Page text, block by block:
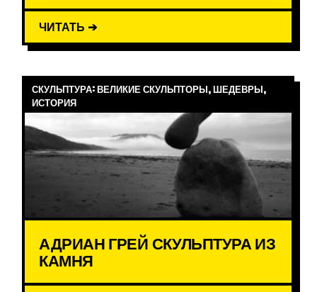
ЧИТАТЬ ➔
СКУЛЬПТУРА: ВЕЛИКИЕ СКУЛЬПТОРЫ, ШЕДЕВРЫ,
ИСТОРИЯ
АДРИАН ГРЕЙ СКУЛЬПТУРА ИЗ
КАМНЯ